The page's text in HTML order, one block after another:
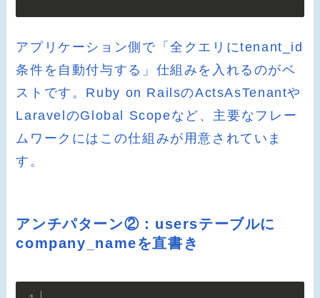
アプリケーション側で「全クエリにtenant_id
条件を自動付与する」仕組みを入れるのがベ
ストです。Ruby on RailsのActsAsTenantや
LaravelのGlobal Scopeなど、主要なフレー
ムワークにはこの仕組みが用意されていま
す。
アンチパターン②：usersテーブルに
company_nameを直書き